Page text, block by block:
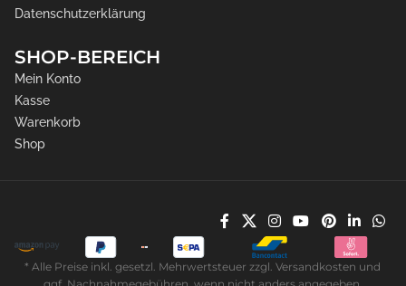
Datenschutzerklärung
SHOP-BEREICH
Mein Konto
Kasse
Warenkorb
Shop
* Alle Preise inkl. gesetzl. Mehrwertsteuer zzgl. Versandkosten und